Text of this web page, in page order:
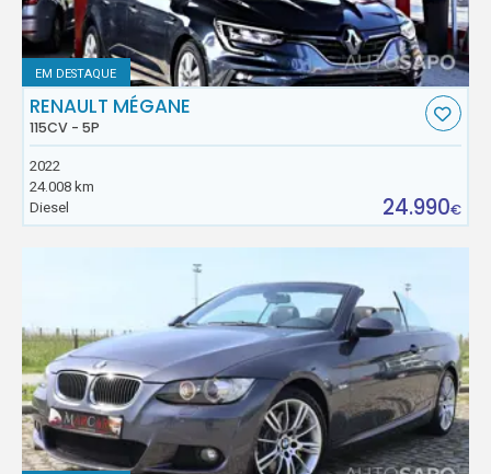
EM DESTAQUE
RENAULT MÉGANE
115CV - 5P
2022
24.008 km
Diesel
24.990€